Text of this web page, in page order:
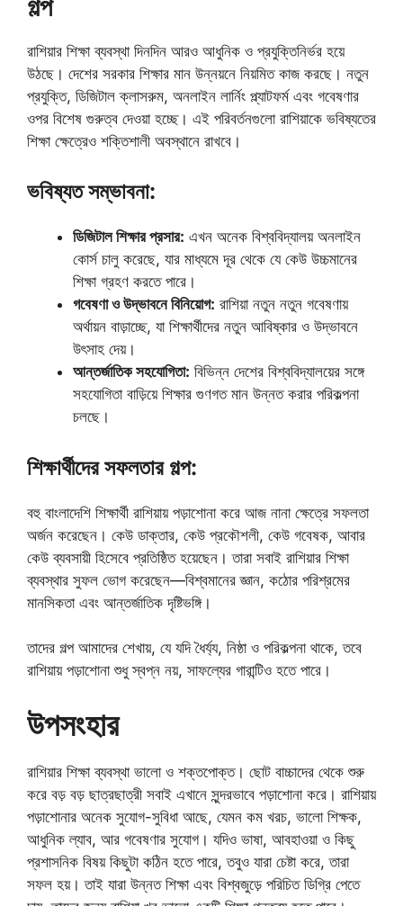
গল্প
রাশিয়ার শিক্ষা ব্যবস্থা দিনদিন আরও আধুনিক ও প্রযুক্তিনির্ভর হয়ে
উঠছে। দেশের সরকার শিক্ষার মান উন্নয়নে নিয়মিত কাজ করছে। নতুন
প্রযুক্তি, ডিজিটাল ক্লাসরুম, অনলাইন লার্নিং প্ল্যাটফর্ম এবং গবেষণার
ওপর বিশেষ গুরুত্ব দেওয়া হচ্ছে। এই পরিবর্তনগুলো রাশিয়াকে ভবিষ্যতের
শিক্ষা ক্ষেত্রেও শক্তিশালী অবস্থানে রাখবে।
ভবিষ্যত সম্ভাবনা:
ডিজিটাল শিক্ষার প্রসার: এখন অনেক বিশ্ববিদ্যালয় অনলাইন
কোর্স চালু করেছে, যার মাধ্যমে দূর থেকে যে কেউ উচ্চমানের
শিক্ষা গ্রহণ করতে পারে।
গবেষণা ও উদ্ভাবনে বিনিয়োগ: রাশিয়া নতুন নতুন গবেষণায়
অর্থায়ন বাড়াচ্ছে, যা শিক্ষার্থীদের নতুন আবিষ্কার ও উদ্ভাবনে
উৎসাহ দেয়।
আন্তর্জাতিক সহযোগিতা: বিভিন্ন দেশের বিশ্ববিদ্যালয়ের সঙ্গে
সহযোগিতা বাড়িয়ে শিক্ষার গুণগত মান উন্নত করার পরিকল্পনা
চলছে।
শিক্ষার্থীদের সফলতার গল্প:
বহু বাংলাদেশি শিক্ষার্থী রাশিয়ায় পড়াশোনা করে আজ নানা ক্ষেত্রে সফলতা
অর্জন করেছেন। কেউ ডাক্তার, কেউ প্রকৌশলী, কেউ গবেষক, আবার
কেউ ব্যবসায়ী হিসেবে প্রতিষ্ঠিত হয়েছেন। তারা সবাই রাশিয়ার শিক্ষা
ব্যবস্থার সুফল ভোগ করেছেন—বিশ্বমানের জ্ঞান, কঠোর পরিশ্রমের
মানসিকতা এবং আন্তর্জাতিক দৃষ্টিভঙ্গি।
তাদের গল্প আমাদের শেখায়, যে যদি ধৈর্য্য, নিষ্ঠা ও পরিকল্পনা থাকে, তবে
রাশিয়ায় পড়াশোনা শুধু স্বপ্ন নয়, সাফল্যের গারান্টিও হতে পারে।
উপসংহার
রাশিয়ার শিক্ষা ব্যবস্থা ভালো ও শক্তপোক্ত। ছোট বাচ্চাদের থেকে শুরু
করে বড় বড় ছাত্রছাত্রী সবাই এখানে সুন্দরভাবে পড়াশোনা করে। রাশিয়ায়
পড়াশোনার অনেক সুযোগ-সুবিধা আছে, যেমন কম খরচ, ভালো শিক্ষক,
আধুনিক ল্যাব, আর গবেষণার সুযোগ। যদিও ভাষা, আবহাওয়া ও কিছু
প্রশাসনিক বিষয় কিছুটা কঠিন হতে পারে, তবুও যারা চেষ্টা করে, তারা
সফল হয়। তাই যারা উন্নত শিক্ষা এবং বিশ্বজুড়ে পরিচিত ডিগ্রি পেতে